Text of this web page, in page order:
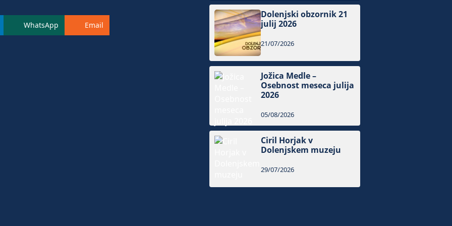
WhatsApp Email
Dolenjski obzornik 21
julij 2026
21/07/2026
Jožica Medle –
Osebnost meseca julija
2026
05/08/2026
Ciril Horjak v
Dolenjskem muzeju
29/07/2026